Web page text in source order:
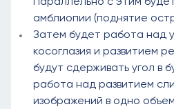
амблиопии (поднятие
Затем будет работа над
косоглазия и развитием
будут сдерживать угол в
работа над развитием
изображений в одно